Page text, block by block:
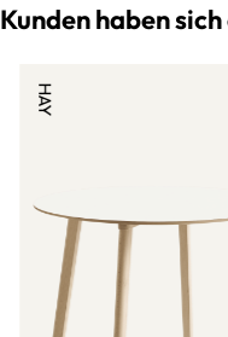
Kunden haben
HAY